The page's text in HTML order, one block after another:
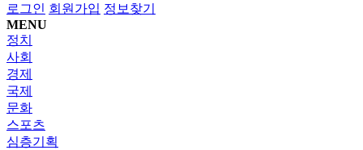
로그인 회원가입 정보찾기
MENU
정치
사회
경제
국제
문화
스포츠
심층기획